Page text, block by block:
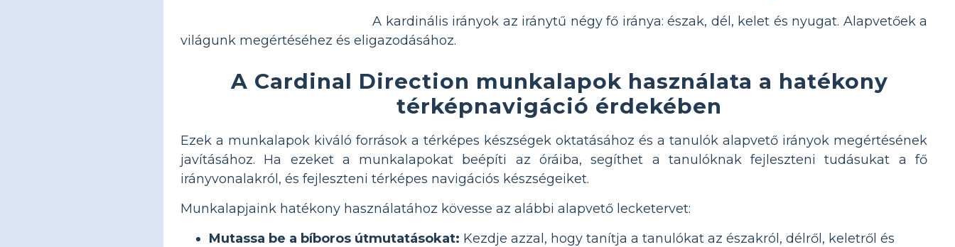
A kardinális irányok az iránytű négy fő iránya: észak, dél, kelet és nyugat. Alapvetőek a
világunk megértéséhez és eligazodásához.
A Cardinal Direction munkalapok használata a hatékony
térképnavigáció érdekében
Ezek a munkalapok kiváló források a térképes készségek oktatásához és a tanulók alapvető irányok megértésének
javításához. Ha ezeket a munkalapokat beépíti az óráiba, segíthet a tanulóknak fejleszteni tudásukat a fő
irányvonalakról, és fejleszteni térképes navigációs készségeiket.
Munkalapjaink hatékony használatához kövesse az alábbi alapvető lecketervet:
Mutassa be a bíboros útmutatásokat: Kezdje azzal, hogy tanítja a tanulókat az északról, délről, keletről és